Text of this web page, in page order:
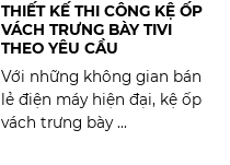
THIẾT KẾ THI CÔNG KỆ ỐP
VÁCH TRƯNG BÀY TIVI
THEO YÊU CẦU
Với những không gian bán
lẻ điện máy hiện đại, kệ ốp
vách trưng bày ...